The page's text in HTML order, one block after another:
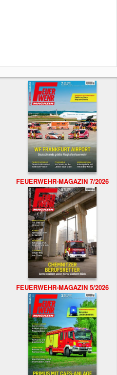
FEUERWEHR-MAGAZIN 7/2026
FEUERWEHR-MAGAZIN 5/2026